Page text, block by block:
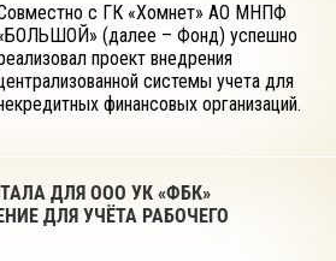
с ГК «Хомнет» АО МНПФ
(далее – Фонд) успешно
проект внедрения
системы учета для
финансовых организаций.
ДЛЯ ООО УК «ФБК»
ДЛЯ УЧЁТА РАБОЧЕГО